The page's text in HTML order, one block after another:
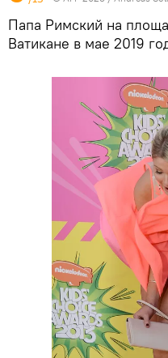
Папа Римский на
Ватикане в мае 2019